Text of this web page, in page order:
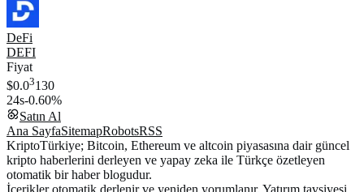
DeFi
DEFI
Fiyat
$0.03130
24s-0.60%
Satın Al
Ana SayfaSitemapRobotsRSS
KriptoTürkiye; Bitcoin, Ethereum ve altcoin piyasasına dair güncel
kripto haberlerini derleyen ve yapay zeka ile Türkçe özetleyen
otomatik bir haber blogudur.
İçerikler otomatik derlenir ve yeniden yorumlanır. Yatırım tavsiyesi